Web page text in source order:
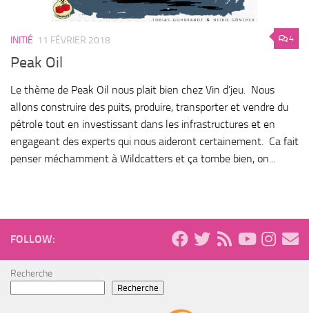
4
INITIÉ 11 FÉVRIER 2018
Peak Oil
Le thème de Peak Oil nous plait bien chez Vin d’jeu. Nous
allons construire des puits, produire, transporter et vendre du
pétrole tout en investissant dans les infrastructures et en
engageant des experts qui nous aideront certainement. Ca fait
penser méchamment à Wildcatters et ça tombe bien, on...
FOLLOW:
Recherche
Recherche